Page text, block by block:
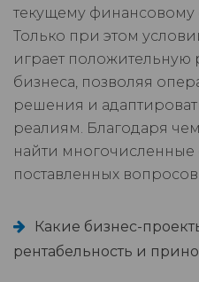
текущему
Только при этом
играет положительную
бизнеса, позволяя
решения и
реалиям. Благодаря
найти многочисленные
поставленных вопросов.
Какие бизнес-
рентабельность и